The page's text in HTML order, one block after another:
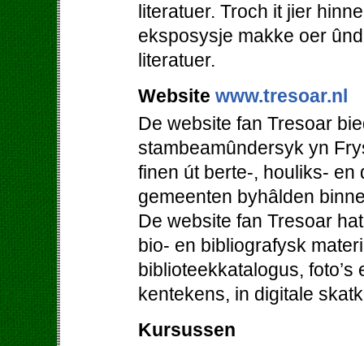
literatuer. Troch it jier
eksposysje makke oer
literatuer.
Website www.tresoar.nl
De website fan Tresoar
stambeamûndersyk yn
finen út berte-, houliks- en
gemeenten byhâlden
De website fan Tresoar
bio- en bibliografysk
biblioteekkatalogus,
kentekens, in digitale
Kursussen